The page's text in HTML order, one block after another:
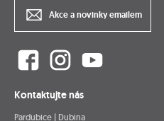
Akce a novinky emailem
Kontaktujte nás
Pardubice | Dubina